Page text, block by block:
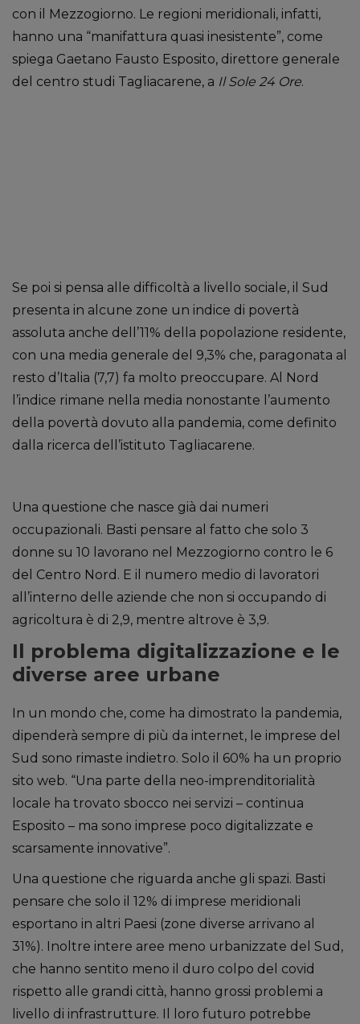
con il Mezzogiorno. Le regioni meridionali, infatti,
hanno una “manifattura quasi inesistente”, come
spiega Gaetano Fausto Esposito, direttore generale
del centro studi Tagliacarene, a Il Sole 24 Ore.
Se poi si pensa alle difficoltà a livello sociale, il Sud
presenta in alcune zone un indice di povertà
assoluta anche dell’11% della popolazione residente,
con una media generale del 9,3% che, paragonata al
resto d’Italia (7,7) fa molto preoccupare. Al Nord
l’indice rimane nella media nonostante l’aumento
della povertà dovuto alla pandemia, come definito
dalla ricerca dell’istituto Tagliacarene.
Una questione che nasce già dai numeri
occupazionali. Basti pensare al fatto che solo 3
donne su 10 lavorano nel Mezzogiorno contro le 6
del Centro Nord. E il numero medio di lavoratori
all’interno delle aziende che non si occupando di
agricoltura è di 2,9, mentre altrove è 3,9.
Il problema digitalizzazione e le
diverse aree urbane
In un mondo che, come ha dimostrato la pandemia,
dipenderà sempre di più da internet, le imprese del
Sud sono rimaste indietro. Solo il 60% ha un proprio
sito web. “Una parte della neo-imprenditorialità
locale ha trovato sbocco nei servizi – continua
Esposito – ma sono imprese poco digitalizzate e
scarsamente innovative”.
Una questione che riguarda anche gli spazi. Basti
pensare che solo il 12% di imprese meridionali
esportano in altri Paesi (zone diverse arrivano al
31%). Inoltre intere aree meno urbanizzate del Sud,
che hanno sentito meno il duro colpo del covid
rispetto alle grandi città, hanno grossi problemi a
livello di infrastrutture. Il loro futuro potrebbe